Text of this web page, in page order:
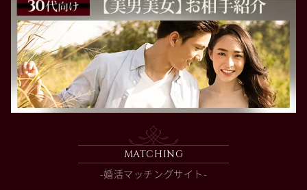
MATCHING
-婚活マッチングサイト-